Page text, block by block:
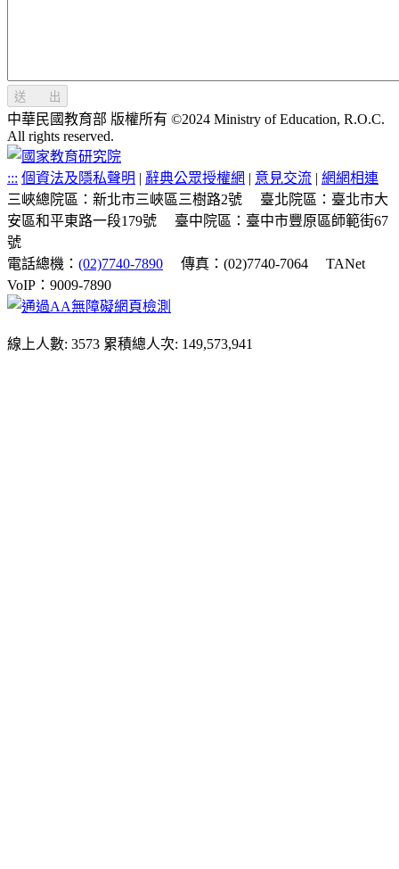
送 出
中華民國教育部 版權所有 ©2024 Ministry of Education, R.O.C.
All rights reserved.
::: 個資法及隱私聲明 | 辭典公眾授權網 | 意見交流 | 網網相連
三峽總院區：新北市三峽區三樹路2號
臺北院區：臺北市大
安區和平東路一段179號
臺中院區：臺中市豐原區師範街67
號
電話總機： (02)7740-7890 傳真：(02)7740-7064
TANet
VoIP：9009-7890
線上人數: 3573 累積總人次: 149,573,941